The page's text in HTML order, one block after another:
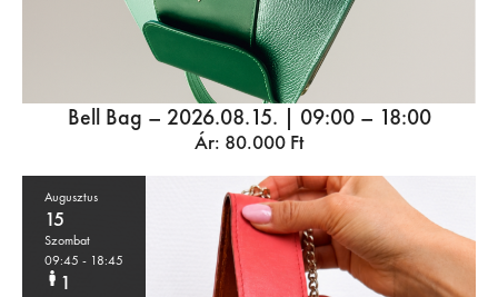
Bell Bag – 2026.08.15. | 09:00 – 18:00
Ár: 80.000 Ft
Augusztus
15
Szombat
09:45 - 18:45
1